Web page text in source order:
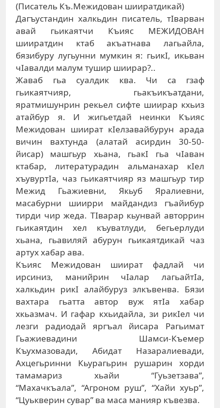
(Писатель Къ.Межидован шииратдикай)
Дагъустандин халкьдин писатель, тIварван
авай гьикаятчи Къияс МЕЖИДОВАН
шииратдин ктаб акъатнава лагьайла,
бязибуру лугьунни мумкин я: гьикI, икьван
чIавалди малум тушир шиирар?..
Жаваб гьа суалдик ква. Чи са гзаф
гьикаятчияр, гьакъикъатдани,
яратмишунрин рекьел сифте шиирар кхьиз
атайбур я. И жигьетдай неинки Къияс
Межидован шиират кIелзавайбурун арада
вичин вахтунда (алатай асирдин 30-50-
йисар) машгьур хьана, гьакI гьа чIаван
ктабар, литературадин альманахар кIел
хъувуртIа, чаз гьикаятчияр яз машгьур тир
Межид Гьажиевни, Якьуб Яралиевни,
масабурни шиирри майдандиз гъайибур
тирди чир жеда. ТIварар кьунвай авторрин
гьикаятдин хел къуватлуди, бегьерлуди
хьана, гьавиляй абурун гьикаятдикай чаз
артух хабар ава.
Къияс Межидован шиират фадлай чи
ирсиниз, манийрин чIалар лагьайтIа,
халкьдин рикI алайбуруз элкъвенва. Бязи
вахтара гьатта автор вуж ятIа хабар
хкьазмач. И гафар кхьидайла, зи рикIел чи
лезги радиодай яргъал йисара Рагьимат
Гьажиевадини Шамси-Къемер
Къухмазовади, Абидат Назаралиевади,
Ахцегьринни Кьурагьрин рушарин хорди
тамамариз хьайи “Гуьзетзава”,
“Махачкъала”, “Агроном руш”, “Хайи хуьр”,
“Цуькверин сувар” ва маса манияр къвезва.